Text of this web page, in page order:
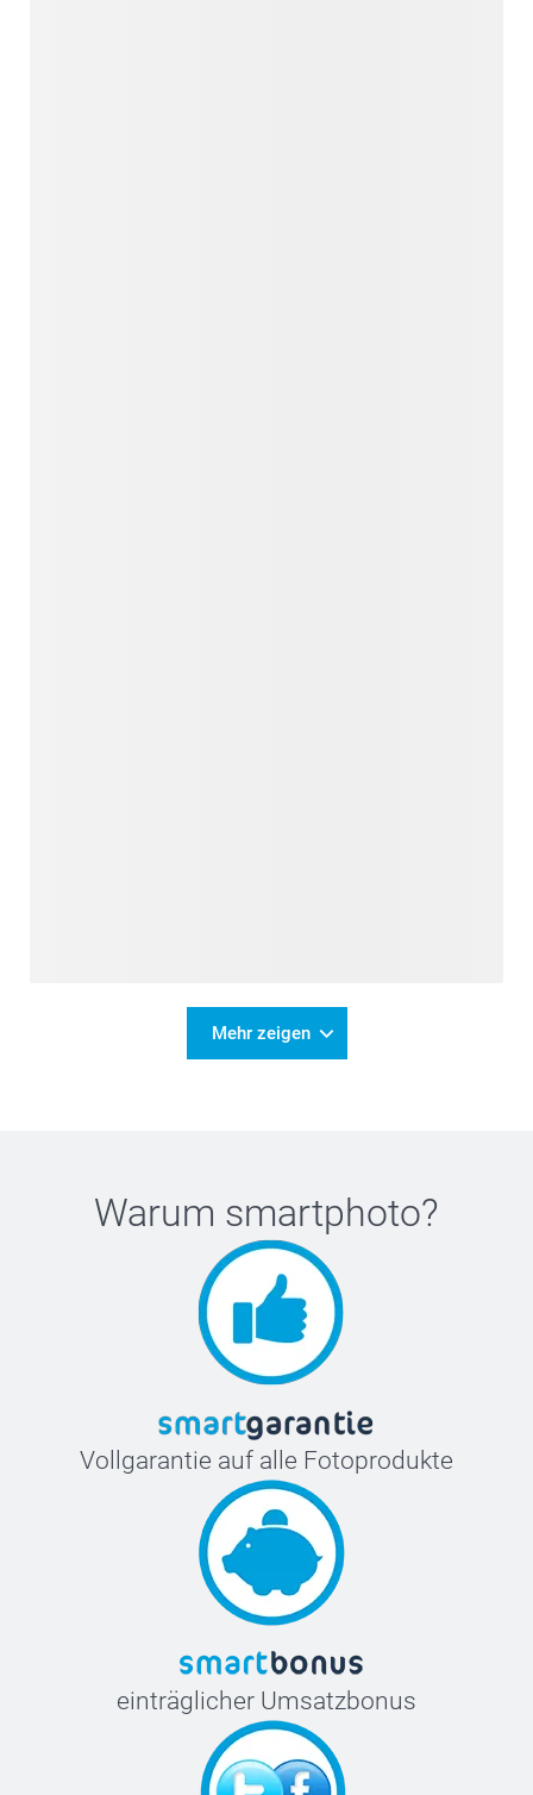
Mehr zeigen
Warum smartphoto?
Vollgarantie auf alle Fotoprodukte
einträglicher Umsatzbonus